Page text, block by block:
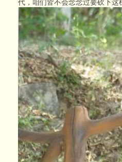
代，咱们皆不会念念过要砍下这